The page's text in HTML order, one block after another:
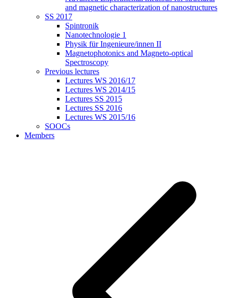
and magnetic characterization of nanostructures
SS 2017
Spintronik
Nanotechnologie 1
Physik für Ingenieure/innen II
Magnetophotonics and Magneto-optical
Spectroscopy
Previous lectures
Lectures WS 2016/17
Lectures WS 2014/15
Lectures SS 2015
Lectures SS 2016
Lectures WS 2015/16
SOOCs
Members